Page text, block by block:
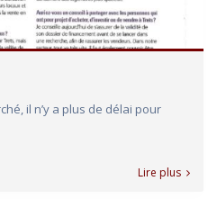
il n’y a plus de délai pour
Lire plus